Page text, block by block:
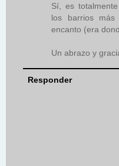
Sí, es
los barrios
encanto (era
Un abrazo y
Responder